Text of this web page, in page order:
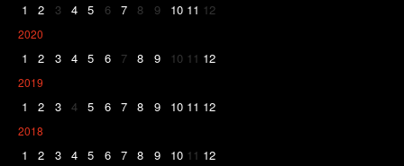
1 2 3 4 5 6 7 8 9 10 11 12
2020
1 2 3 4 5 6 7 8 9 10 11 12
2019
1 2 3 4 5 6 7 8 9 10 11 12
2018
1 2 3 4 5 6 7 8 9 10 11 12